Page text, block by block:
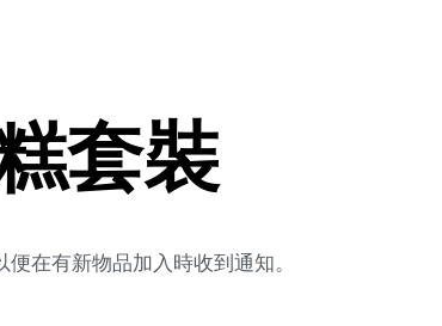
套裝
在有新物品加入時收到通知。